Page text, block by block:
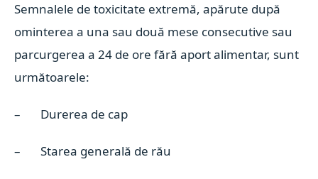
Semnalele de toxicitate extremă, apărute după
ominterea a una sau două mese consecutive sau
parcurgerea a 24 de ore fără aport alimentar, sunt
următoarele:
– Durerea de cap
– Starea generală de rău